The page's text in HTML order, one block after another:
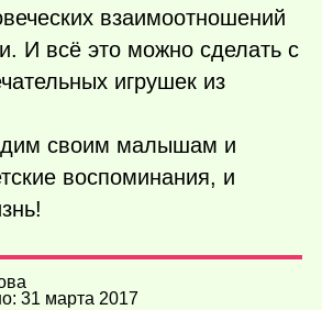
взаимоотношений
И всё это можно сделать с
игрушек из
своим малышам и
воспоминания, и
31 марта 2017